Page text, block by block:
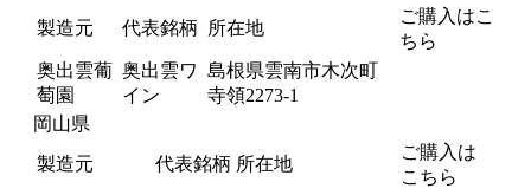
製造元
代表銘柄 所在地
ご購入はこ
ちら
奥出雲葡
萄園
奥出雲ワ
イン
島根県雲南市木次町
寺領2273-1
岡山県
製造元
代表銘柄 所在地
ご購入は
こちら